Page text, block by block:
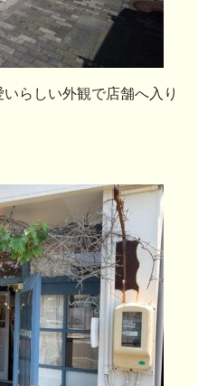
らしい外観で店舗へ入り